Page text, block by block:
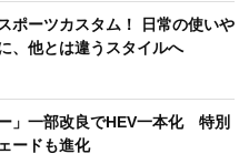
ポーツカスタム！ 日常の使いや
、他とは違うスタイルへ
」一部改良でHEV一本化 特別
ードも進化